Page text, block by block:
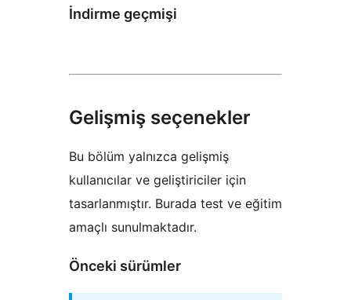
İndirme geçmişi
Gelişmiş seçenekler
Bu bölüm yalnızca gelişmiş
kullanıcılar ve geliştiriciler için
tasarlanmıştır. Burada test ve eğitim
amaçlı sunulmaktadır.
Önceki sürümler